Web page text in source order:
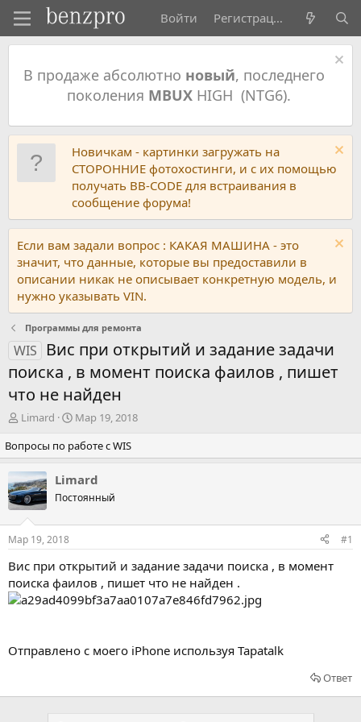
Войти Регистрация
В продаже абсолютно новый, последнего
поколения MBUXHIGH (NTG6).
Новичкам - картинки загружать на
СТОРОННИЕ фотохостинги, и с их помощью
получать BB-CODE для встраивания в
сообщение форума!
Если вам задали вопрос : КАКАЯ МАШИНА - это
значит, что данные, которые вы предоставили в
описании никак не описывает конкретную модель, и
нужно указывать VIN.
Программы для ремонта
WIS
Вис при открытий и задание задачи
поиска , в момент поиска фаилов , пишет
что не найден
А
т
о
р
т
е
м
Limard
Д
т
а
н
а
ч
а
Мар 19, 2018
Вопросы по работе с WIS
Limard
Постоянный
Мар 19, 2018 #1
Вис при открытий и задание задачи поиска , в момент
поиска фаилов , пишет что не найден .
Отправлено с моего iPhone используя Tapatalk
Ответ